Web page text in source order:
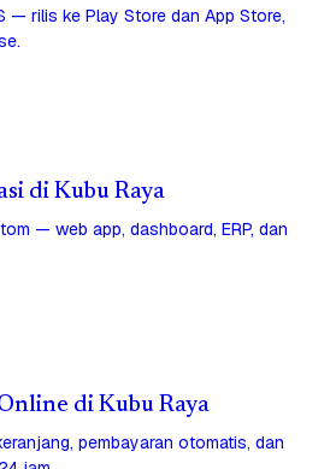
— rilis ke Play Store dan App Store,
di Kubu Raya
— web app, dashboard, ERP, dan
di Kubu Raya
pembayaran otomatis, dan